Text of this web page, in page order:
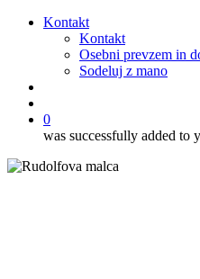
Kontakt
Kontakt
Osebni prevzem in
Sodeluj z mano
0
was successfully added to